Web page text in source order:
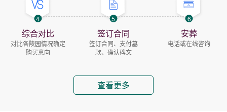
4
综合对比
对比各陵园情况确定
购买意向
5
签订合同
签订合同、支付墓
款、确认碑文
6
安葬
电话或在线咨询
查看更多